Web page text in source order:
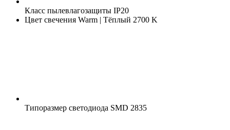
Класс пылевлагозащиты IP20
Цвет свечения Warm | Тёплый 2700 K
Типоразмер светодиода SMD 2835